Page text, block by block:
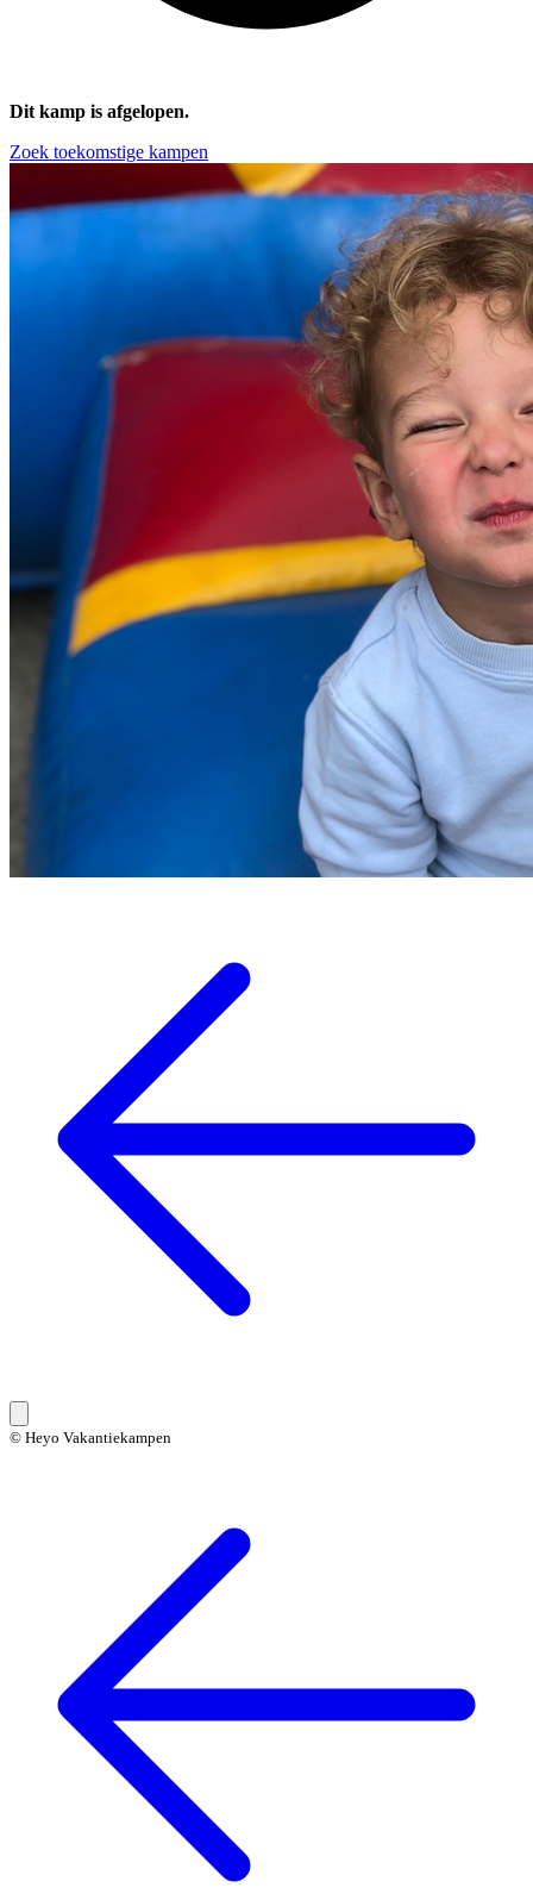
Dit kamp is afgelopen.
Zoek toekomstige kampen
© Heyo Vakantiekampen